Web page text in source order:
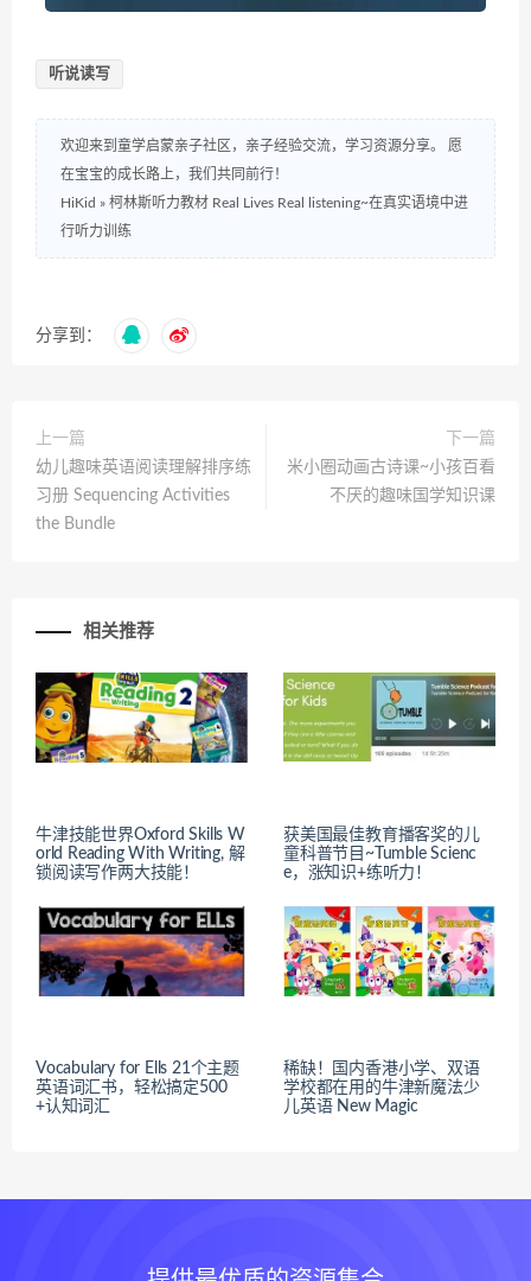
听说读写
欢迎来到童学启蒙亲子社区，亲子经验交流，学习资源分享。 愿
在宝宝的成长路上，我们共同前行！
HiKid » 柯林斯听力教材 Real Lives Real listening~在真实语境中进
行听力训练
分享到：
上一篇
幼儿趣味英语阅读理解排序练
习册 Sequencing Activities
the Bundle
下一篇
米小圈动画古诗课~小孩百看
不厌的趣味国学知识课
相关推荐
牛津技能世界Oxford Skills W
orld Reading With Writing, 解
锁阅读写作两大技能！
获美国最佳教育播客奖的儿
童科普节目~Tumble Scienc
e，涨知识+练听力！
Vocabulary for Ells 21个主题
英语词汇书，轻松搞定500
+认知词汇
稀缺！国内香港小学、双语
学校都在用的牛津新魔法少
儿英语 New Magic